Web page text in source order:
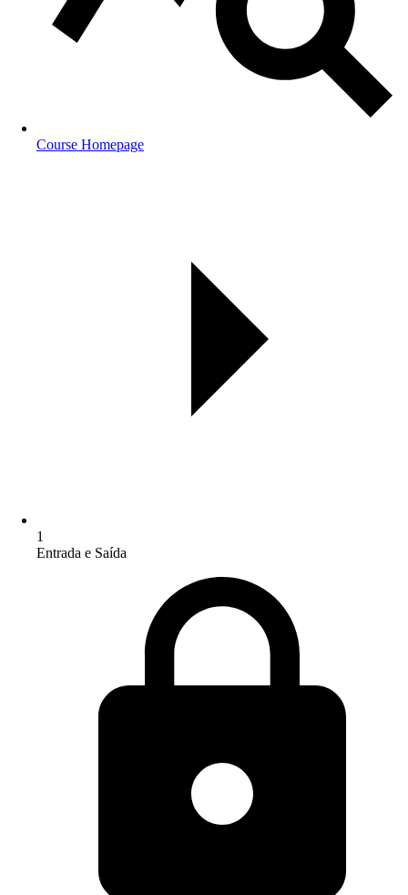
Course Homepage
1
Entrada e Saída